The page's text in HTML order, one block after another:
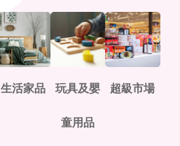
生活家品 玩具及嬰
童用品
超級市場